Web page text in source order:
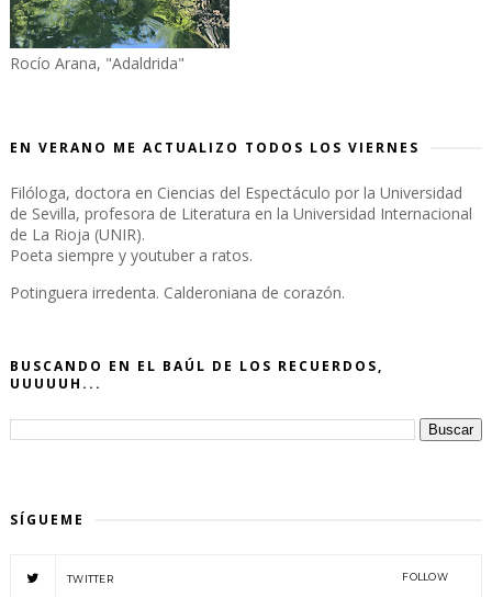
Rocío Arana, "Adaldrida"
EN VERANO ME ACTUALIZO TODOS LOS VIERNES
Filóloga, doctora en Ciencias del Espectáculo por la Universidad
de Sevilla, profesora de Literatura en la Universidad Internacional
de La Rioja (UNIR).
Poeta siempre y youtuber a ratos.
Potinguera irredenta. Calderoniana de corazón.
BUSCANDO EN EL BAÚL DE LOS RECUERDOS,
UUUUUH...
SÍGUEME
TWITTER FOLLOW